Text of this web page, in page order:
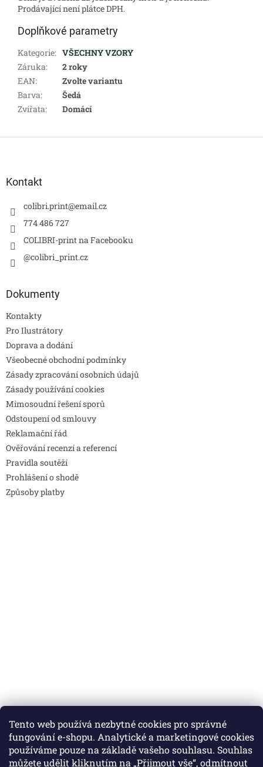
Tento web používá nezbytné cookies pro správné
fungování e-shopu. Analytické a marketingové cookies
používáme pouze na základě vašeho souhlasu. Souhlas
můžete udělit kliknutím na „Přijmout vše“, odmítnout
Prodávající není plátce DPH.
Doplňkové parametry
Kategorie: VŠECHNY VZORY
Záruka:
2 roky
EAN:
Zvolte variantu
Barva:
Šedá
Zvířata: Domácí
Kontakt
colibri.print@email.cz
774 486 727
COLIBRI-print na Facebooku
@colibri_print.cz
Dokumenty
Kontakty
Pro Ilustrátory
Doprava a dodání
Všeobecné obchodní podmínky
Zásady zpracování osobních údajů
Zásady používání cookies
Mimosoudní řešení sporů
Odstoupení od smlouvy
Reklamační řád
Ověřování recenzí a referencí
Pravidla soutěží
Prohlášení o shodě
Způsoby platby